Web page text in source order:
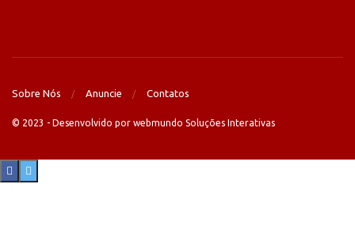
Sobre Nós Anuncie Contatos
© 2023 - Desenvolvido por webmundo Soluções Interativas